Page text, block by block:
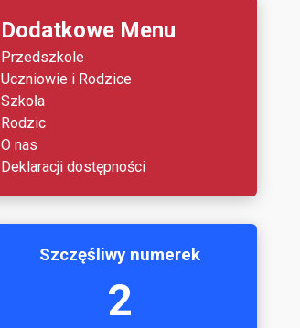
Dodatkowe Menu
Przedszkole
Uczniowie i Rodzice
Szkoła
Rodzic
O nas
Deklaracji dostępności
Szczęśliwy numerek
2